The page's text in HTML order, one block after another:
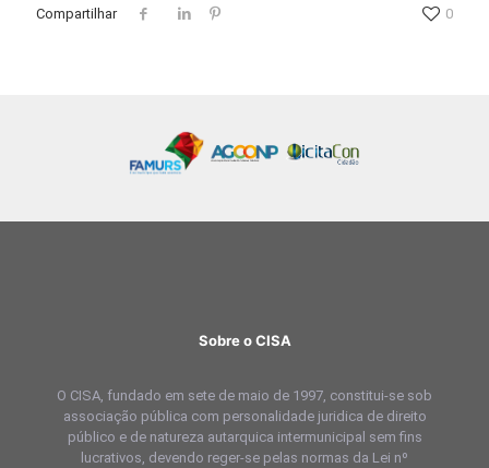
Compartilhar 0
Sobre o CISA
O CISA, fundado em sete de maio de 1997, constitui-se sob
associação pública com personalidade juridica de direito
público e de natureza autarquica intermunicipal sem fins
lucrativos, devendo reger-se pelas normas da Lei nº